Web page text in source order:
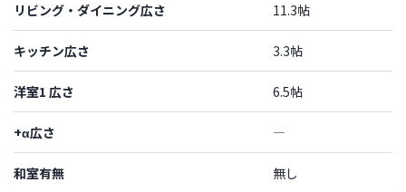
リビング・ダイニング広さ 11.3帖
キッチン広さ 3.3帖
洋室1 広さ 6.5帖
+α広さ ―
和室有無 無し